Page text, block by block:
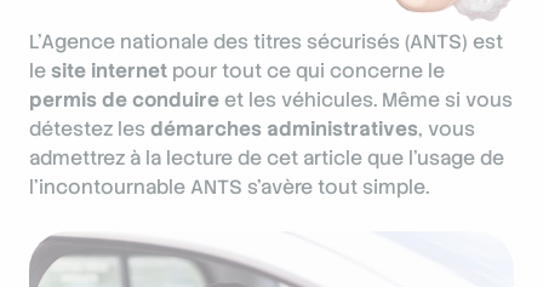
L’Agence nationale des titres sécurisés (ANTS) est
lesite internet pour tout ce qui concerne le
permis de conduireet les véhicules. Même si vous
détestez les démarches administratives, vous
admettrez à la lecture de cet article que l’usage de
l’incontournable ANTS s’avère tout simple.